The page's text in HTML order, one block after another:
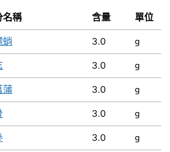
名稱 含量 單位
蛸 3.0 g
3.0 g
蒲 3.0 g
3.0 g
3.0 g